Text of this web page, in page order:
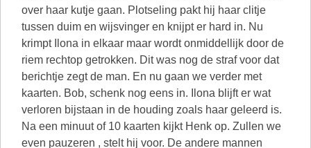
over haar kutje gaan. Plotseling pakt hij haar clitje
tussen duim en wijsvinger en knijpt er hard in. Nu
krimpt Ilona in elkaar maar wordt onmiddellijk door de
riem rechtop getrokken. Dit was nog de straf voor dat
berichtje zegt de man. En nu gaan we verder met
kaarten. Bob, schenk nog eens in. Ilona blijft er wat
verloren bijstaan in de houding zoals haar geleerd is.
Na een minuut of 10 kaarten kijkt Henk op. Zullen we
even pauzeren , stelt hij voor. De andere mannen